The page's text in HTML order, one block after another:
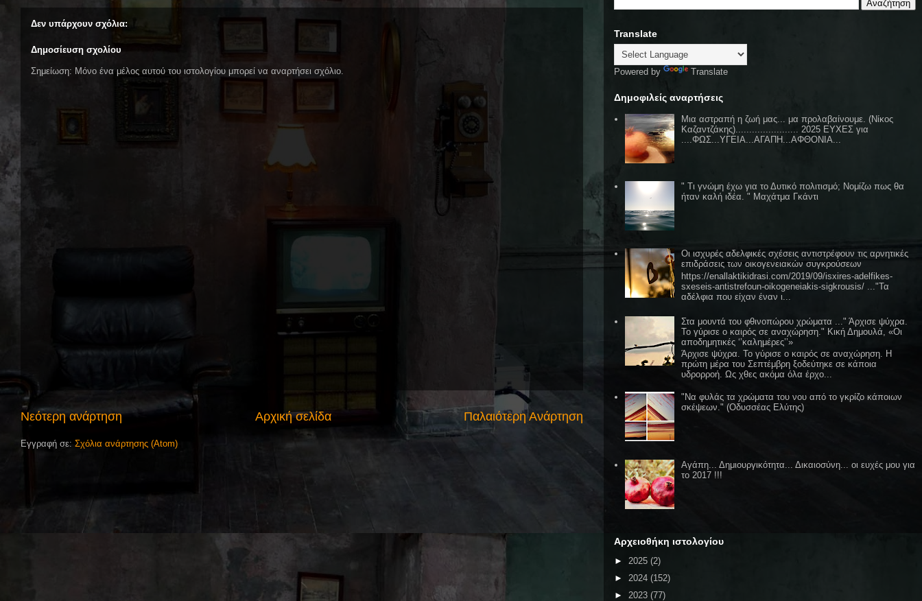
Δεν υπάρχουν σχόλια:
Δημοσίευση σχολίου
Σημείωση: Μόνο ένα μέλος αυτού του ιστολογίου μπορεί να αναρτήσει σχόλιο.
Νεότερη ανάρτηση Παλαιότερη Ανάρτηση
Αρχική σελίδα
Εγγραφή σε: Σχόλια ανάρτησης (Atom)
Translate
Powered by Translate
Δημοφιλείς αναρτήσεις
Μια αστραπή η ζωή μας... μα προλαβαίνουμε. (Νίκος
Καζαντζάκης)....................... 2025 ΕΥΧΕΣ για
....ΦΩΣ...ΥΓΕΙΑ...ΑΓΑΠΗ...ΑΦΘΟΝΙΑ...
" Τι γνώμη έχω για το Δυτικό πολιτισμό; Νομίζω πως θα
ήταν καλή ιδέα. " Μαχάτμα Γκάντι
Οι ισχυρές αδελφικές σχέσεις αντιστρέφουν τις αρνητικές
επιδράσεις των οικογενειακών συγκρούσεων
https://enallaktikidrasi.com/2019/09/isxires-adelfikes-
sxeseis-antistrefoun-oikogeneiakis-sigkrousis/ ..."Τα
αδέλφια που είχαν έναν ι...
Στα μουντά του φθινοπώρου χρώματα ..." Άρχισε ψύχρα.
Το γύρισε ο καιρός σε αναχώρηση." Κική Δημουλά, «Οι
αποδημητικές ‘’καλημέρες’’»
Άρχισε ψύχρα. Το γύρισε ο καιρός σε αναχώρηση. Η
πρώτη μέρα του Σεπτέμβρη ξοδεύτηκε σε κάποια
υδρορροή. Ως χθες ακόμα όλα έρχο...
"Να φυλάς τα χρώματα του νου από το γκρίζο κάποιων
σκέψεων." (Οδυσσέας Ελύτης)
Αγάπη... Δημιουργικότητα... Δικαιοσύνη... οι ευχές μου για
το 2017 !!!
Αρχειοθήκη ιστολογίου
► 2025 (2)
► 2024 (152)
► 2023 (77)